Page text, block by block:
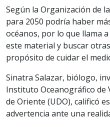
Según la Organización de
para 2050 podría haber
océanos, por lo que llama
este material y buscar
propósito de cuidar el
Sinatra Salazar, biólogo,
Instituto Oceanográfico de
de Oriente (UDO), calificó
advertencia ante una